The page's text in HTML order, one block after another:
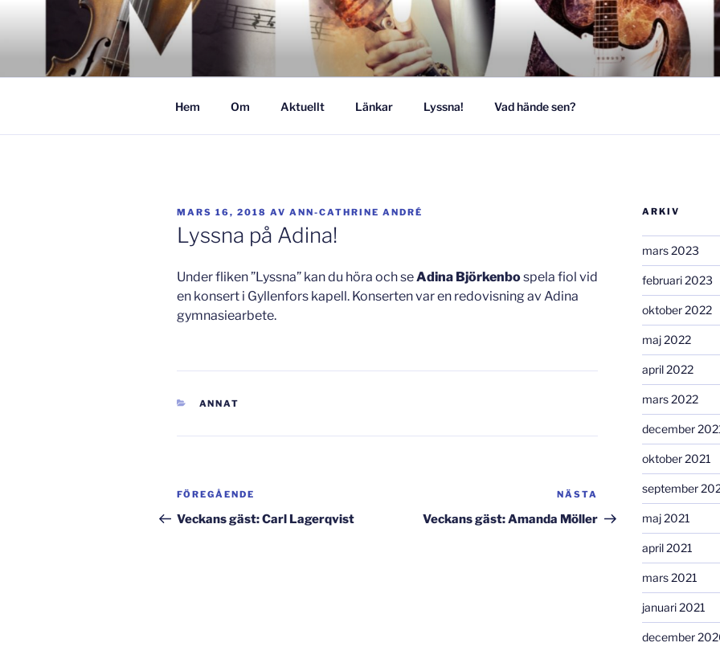
GISLAVEDMUSIKESTET
Hem Om Aktuellt Länkar Lyssna! Vad hände sen?
PUBLICERAT
MARS 16, 2018 AV ANN-CATHRINE ANDRÉ
Lyssna på Adina!
Under fliken ”Lyssna” kan du höra och seAdina Björkenbospela fiol vid
en konsert i Gyllenfors kapell. Konserten var en redovisning av Adina
gymnasiearbete.
KATEGORIER
ANNAT
Inläggsnavigering
Föregående
inlägg
FÖREGÅENDE
Veckans gäst: Carl Lagerqvist
inlägg
NÄSTA
Veckans gäst: Amanda Möller
ARKIV
mars 2023
februari 2023
oktober 2022
maj 2022
april 2022
mars 2022
december
oktober 2021
september
maj 2021
april 2021
mars 2021
januari 2021
december